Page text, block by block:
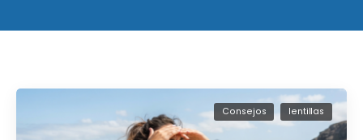
Consejos lentillas